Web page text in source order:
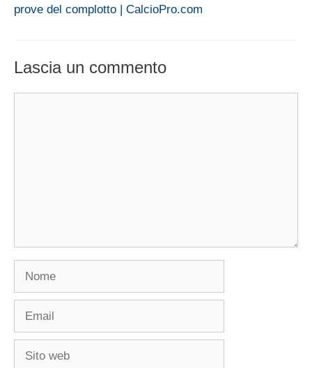
prove del complotto | CalcioPro.com
Lascia un commento
Nome
Email
Sito